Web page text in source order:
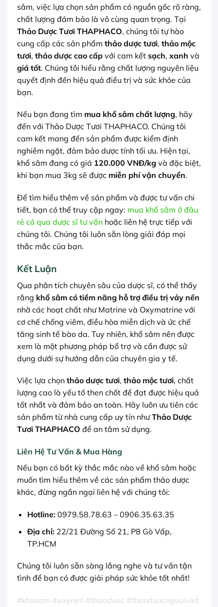
sâm, việc lựa chọn sản phẩm có nguồn gốc rõ ràng,
chất lượng đảm bảo là vô cùng quan trọng. Tại
Thảo Dược Tươi THAPHACO, chúng tôi tự hào
cung cấp các sản phẩm thảo dược tươi, thảo mộc
tươi, thảo dược cao cấp với cam kết sạch, xanh và
giá tốt. Chúng tôi hiểu rằng chất lượng nguyên liệu
quyết định đến hiệu quả điều trị và sức khỏe của
bạn.
Nếu bạn đang tìm mua khổ sâm chất lượng, hãy
đến với Thảo Dược Tươi THAPHACO. Chúng tôi
cam kết mang đến sản phẩm được kiểm định
nghiêm ngặt, đảm bảo dược tính tối ưu. Hiện tại,
khổ sâm đang có giá 120.000 VNĐ/kg và đặc biệt,
khi bạn mua 3kg sẽ được miễn phí vận chuyển.
Để tìm hiểu thêm về sản phẩm và được tư vấn chi
tiết, bạn có thể truy cập ngay: mua khổ sâm ở đâu
rẻ có qua dược sĩ tư vấn hoặc liên hệ trực tiếp với
chúng tôi. Chúng tôi luôn sẵn lòng giải đáp mọi
thắc mắc của bạn.
Kết Luận
Qua phân tích chuyên sâu của dược sĩ, có thể thấy
rằng khổ sâm có tiềm năng hỗ trợ điều trị vảy nến
nhờ các hoạt chất như Matrine và Oxymatrine với
cơ chế chống viêm, điều hòa miễn dịch và ức chế
tăng sinh tế bào da. Tuy nhiên, khổ sâm nên được
xem là một phương pháp bổ trợ và cần được sử
dụng dưới sự hướng dẫn của chuyên gia y tế.
Việc lựa chọn thảo dược tươi, thảo mộc tươi, chất
lượng cao là yếu tố then chốt để đạt được hiệu quả
tốt nhất và đảm bảo an toàn. Hãy luôn ưu tiên các
sản phẩm từ nhà cung cấp uy tín nhưThảo Dược
Tươi THAPHACO để an tâm sử dụng.
Liên Hệ Tư Vấn & Mua Hàng
Nếu bạn có bất kỳ thắc mắc nào về khổ sâm hoặc
muốn tìm hiểu thêm về các sản phẩm thảo dược
khác, đừng ngần ngại liên hệ với chúng tôi:
Hotline:0979.58.78.63 – 0906.35.63.35
Địa chỉ:22/21 Đường Số 21, P8 Gò Vấp,
TP.HCM
Chúng tôi luôn sẵn sàng lắng nghe và tư vấn tận
tình để bạn có được giải pháp sức khỏe tốt nhất!
#khosam #vaynen #thaoduoc #thaoduocnguoiviet